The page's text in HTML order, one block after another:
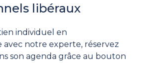
libéraux
individuel en
avec notre experte, réservez
son agenda grâce au bouton